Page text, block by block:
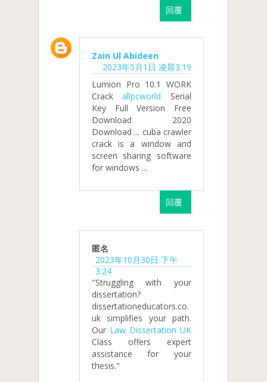
回覆
Zain Ul Abideen
2023年5月1日 凌晨3:19
Lumion Pro 10.1 WORK
Crackallpcworld Serial
Key Full Version Free
Download 2020
Download ... cuba crawler
crack is a window and
screen sharing software
for windows ...
回覆
匿名
2023年10月30日 下午
3:24
"Struggling with your
dissertation?
dissertationeducators.co.
uk simplifies your path.
Our Law Dissertation UK
Class offers expert
assistance for your
thesis."